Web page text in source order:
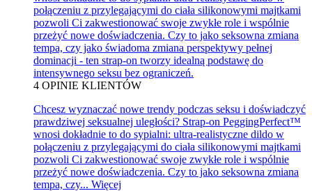
połączeniu z przylegającymi do ciała silikonowymi majtkami
pozwoli Ci zakwestionować swoje zwykłe role i wspólnie
przeżyć nowe doświadczenia. Czy to jako seksowna zmiana
tempa, czy jako świadoma zmiana perspektywy pełnej
dominacji - ten strap-on tworzy idealną podstawę do
intensywnego seksu bez ograniczeń.
4 OPINIE KLIENTÓW
Chcesz wyznaczać nowe trendy podczas seksu i doświadczyć
prawdziwej seksualnej uległości? Strap-on PeggingPerfect™
wnosi dokładnie to do sypialni: ultra-realistyczne dildo w
połączeniu z przylegającymi do ciała silikonowymi majtkami
pozwoli Ci zakwestionować swoje zwykłe role i wspólnie
przeżyć nowe doświadczenia. Czy to jako seksowna zmiana
tempa, czy... Więcej